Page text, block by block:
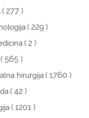
( 277 )
( 229 )
( 2 )
( 565 )
hirurgija( 1760 )
( 42 )
( 1201 )